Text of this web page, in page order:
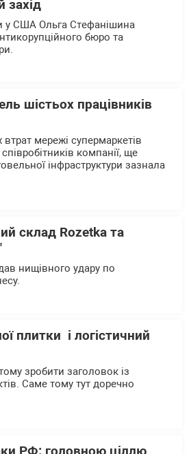
захід
у США Ольга Стефанішина
бюро та
шістьох працівників
мережі супермаркетів
компанії, ще
інфраструктури зазнала
склад Rozetka та
нищівного удару по
плитки і логістичний
зробити заголовок із
Саме тому тут доречно